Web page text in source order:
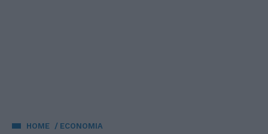
HOME ECONOMIA